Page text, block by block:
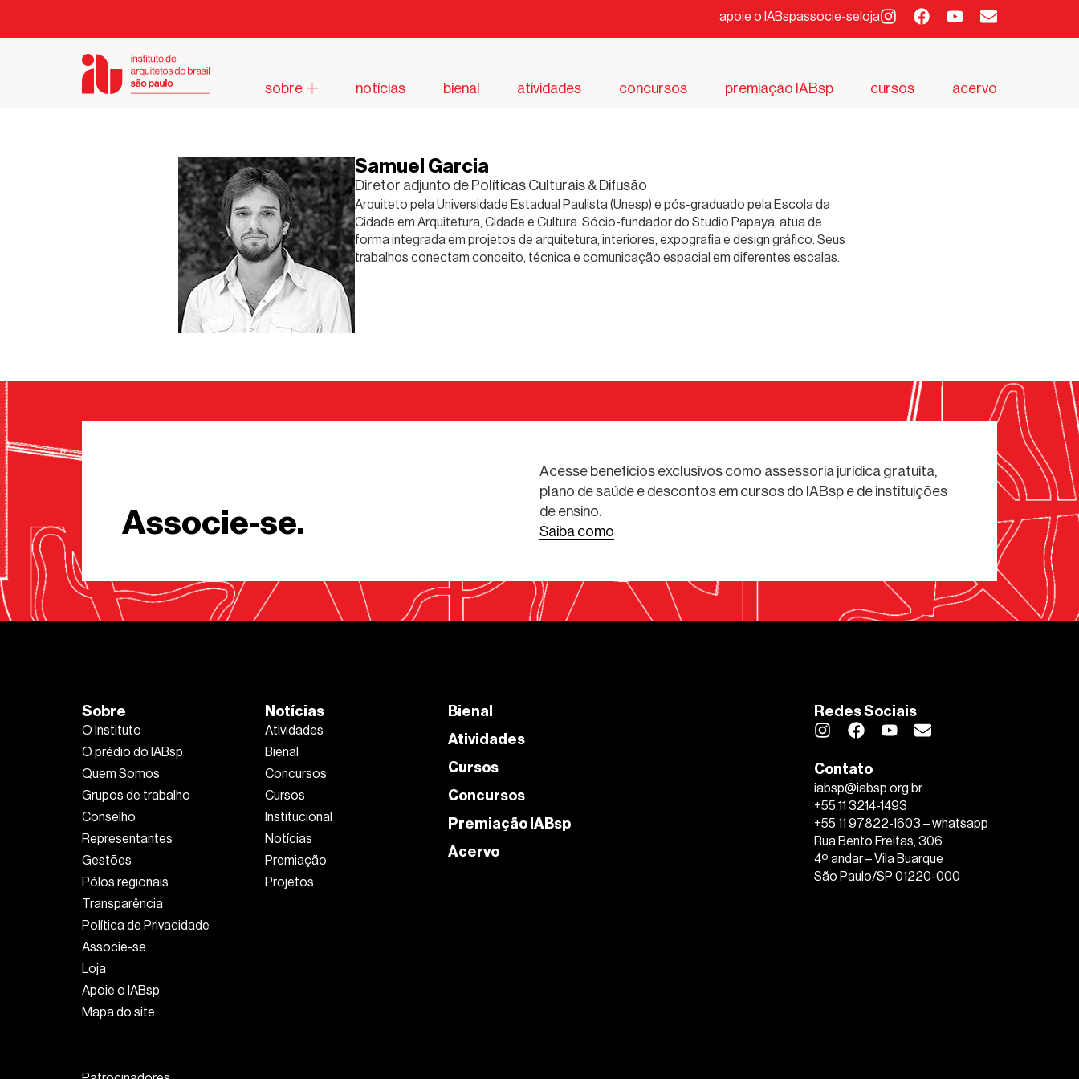
apoie o IABspassocie-seloja
sobre notícias bienal atividades concursos premiação IABsp cursos acervo
Samuel Garcia
Diretor adjunto de Políticas Culturais & Difusão
Arquiteto pela Universidade Estadual Paulista (Unesp) e pós-graduado pela Escola da
Cidade em Arquitetura, Cidade e Cultura. Sócio-fundador do Studio Papaya, atua de
forma integrada em projetos de arquitetura, interiores, expografia e design gráfico. Seus
trabalhos conectam conceito, técnica e comunicação espacial em diferentes escalas.
Associe-se.
Acesse benefícios exclusivos como assessoria jurídica gratuita,
plano de saúde e descontos em cursos do IABsp e de instituições
de ensino.
Saiba como
Sobre
O Instituto
O prédio do IABsp
Quem Somos
Grupos de trabalho
Conselho
Representantes
Gestões
Pólos regionais
Transparência
Política de Privacidade
Associe-se
Loja
Apoie o IABsp
Mapa do site
Notícias
Atividades
Bienal
Concursos
Cursos
Institucional
Notícias
Premiação
Projetos
Bienal
Atividades
Cursos
Concursos
Premiação IABsp
Acervo
Redes Sociais
Contato
iabsp@iabsp.org.br
+55 11 3214-1493
+55 11 97822-1603 – whatsapp
Rua Bento Freitas, 306
4º andar – Vila Buarque
São Paulo/SP 01220-000